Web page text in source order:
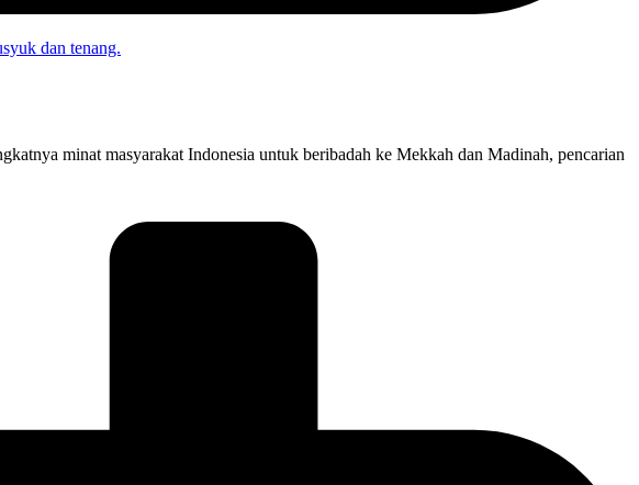
minat masyarakat Indonesia untuk beribadah ke Mekkah dan Madinah, pencarian